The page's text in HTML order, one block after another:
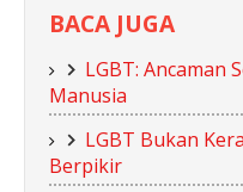
BACA JUGA
LGBT: Ancaman
Manusia
LGBT Bukan
Berpikir